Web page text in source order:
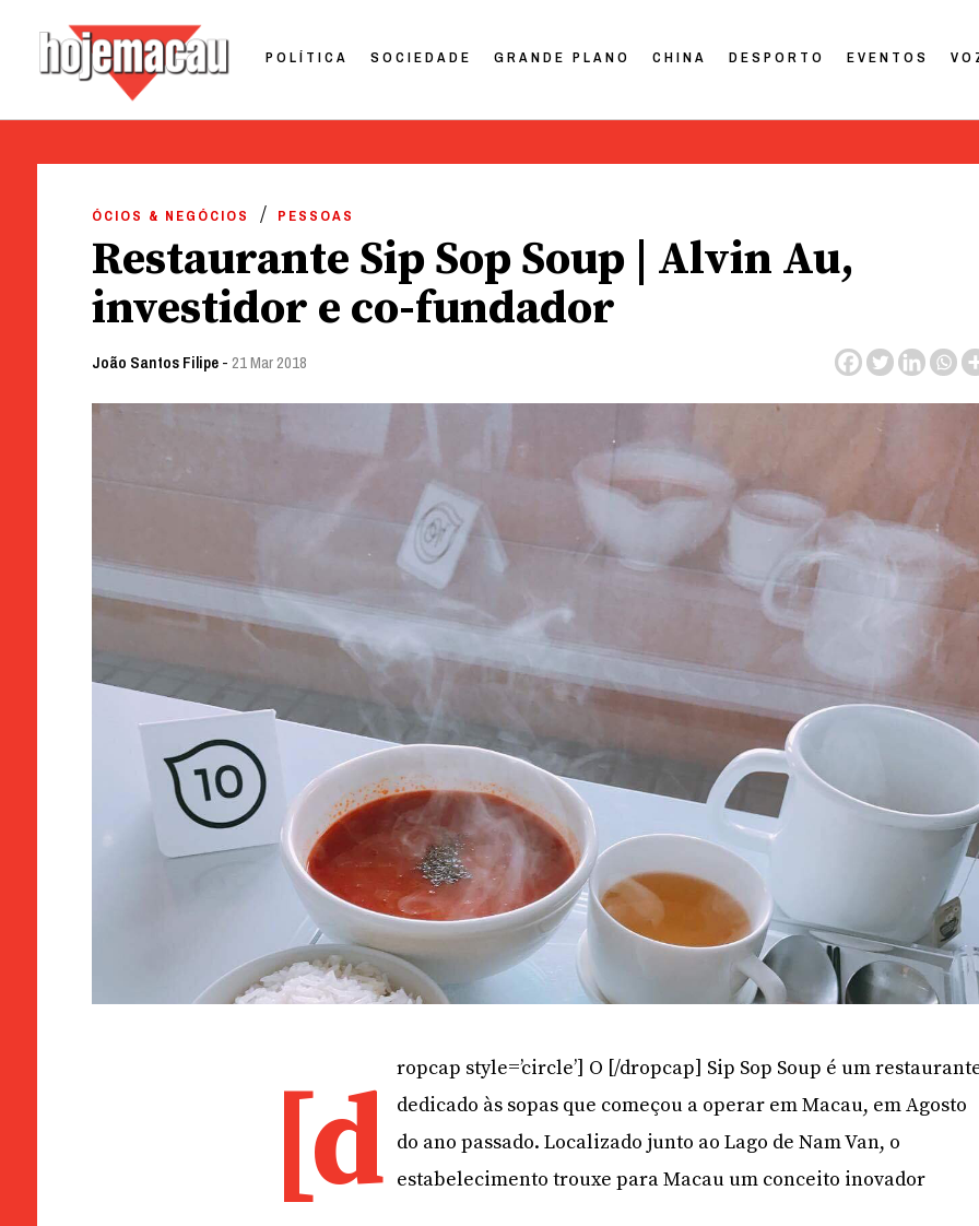
POLÍTICA SOCIEDADE GRANDE PLANO CHINA DESPORTO EVENTOS
ÓCIOS & NEGÓCIOS PESSOAS
Restaurante Sip Sop Soup | Alvin Au,
investidor e co-fundador
João Santos Filipe- 21 Mar 2018
[d ropcap style=’circle’] O [/dropcap] Sip Sop Soup é um
dedicado às sopas que começou a operar em Macau, em Agosto
do ano passado. Localizado junto ao Lago de Nam Van, o
estabelecimento trouxe para Macau um conceito inovador